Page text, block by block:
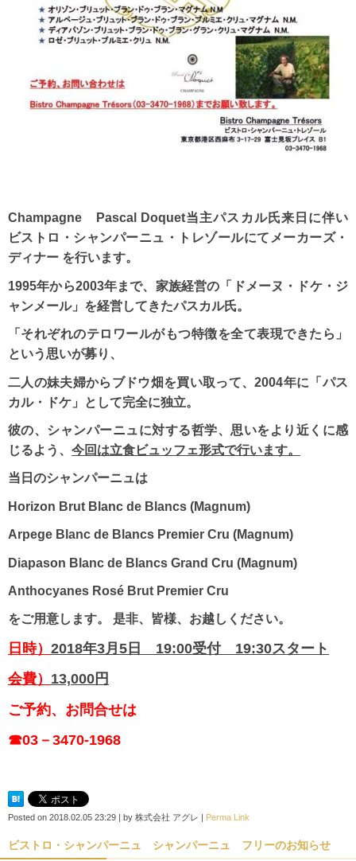
Champagne Pascal Doquet当主パスカル氏来日に伴い
ビストロ・シャンパーニュ・トレゾールにてメーカーズ・
ディナー を行います。
1995年から2003年まで、家族経営の「ドメーヌ・ドケ・ジ
ャンメール」を経営してきたパスカル氏。
「それぞれのテロワールがもつ特徴を全て表現できたら」
という思いが募り、
二人の妹夫婦からブドウ畑を買い取って、2004年に「パス
カル・ドケ」として完全に独立。
彼の、シャンパーニュに対する哲学、思いをより近くに感
じるよう、 今回は立食ビュッフェ形式で行います。
当日のシャンパーニュは
Horizon Brut Blanc de Blancs (Magnum)
Arpege Blanc de Blancs Premier Cru (Magnum)
Diapason Blanc de Blancs Grand Cru (Magnum)
Anthocyanes Rosé Brut Premier Cru
をご用意します。 是非、皆様、お越しください。
日時） 2018年3月5日 19:00受付 19:30スタート
会費） 13,000円
ご予約、お問合せは
☎03－3470-1968
Posted on 2018.02.05 23:29 | by 株式会社 アグレ | Perma Link
ビストロ・シャンパーニュ シャンパーニュ フリーのお知らせ